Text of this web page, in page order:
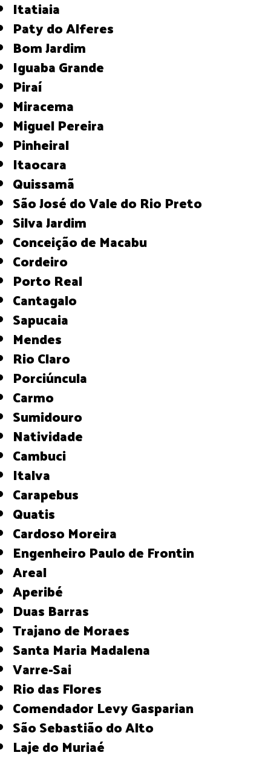
Itatiaia
Paty do Alferes
Bom Jardim
Iguaba Grande
Piraí
Miracema
Miguel Pereira
Pinheiral
Itaocara
Quissamã
São José do Vale do Rio Preto
Silva Jardim
Conceição de Macabu
Cordeiro
Porto Real
Cantagalo
Sapucaia
Mendes
Rio Claro
Porciúncula
Carmo
Sumidouro
Natividade
Cambuci
Italva
Carapebus
Quatis
Cardoso Moreira
Engenheiro Paulo de Frontin
Areal
Aperibé
Duas Barras
Trajano de Moraes
Santa Maria Madalena
Varre-Sai
Rio das Flores
Comendador Levy Gasparian
São Sebastião do Alto
Laje do Muriaé